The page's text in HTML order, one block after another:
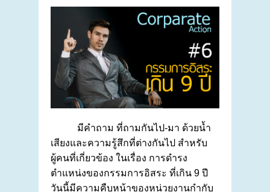
มีคำถาม ที่ถามกันไป-มา ด้วยน้ำ
เสียงและความรู้สึกที่ต่างกันไป สำหรับ
ผู้คนที่เกี่ยวข้อง ในเรื่อง การดำรง
ตำแหน่งของกรรมการอิสระ ที่เกิน 9 ปี
วันนี้มีความคืบหน้าของหน่วยงานกำกับ